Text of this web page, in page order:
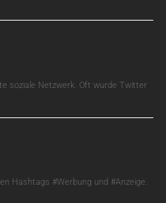
soziale Netzwerk. Oft wurde Twitter
Hashtags #Werbung und #Anzeige.